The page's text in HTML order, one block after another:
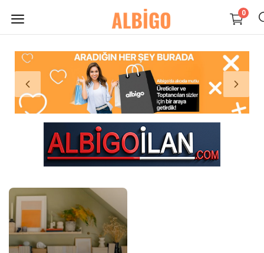
0
HEMEN
YAP
Süpermarket-Petshop
Kozmetik
Elektronik